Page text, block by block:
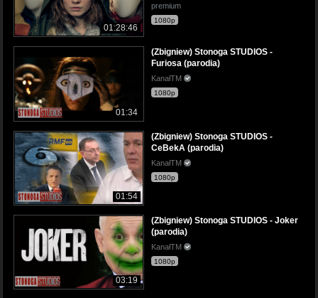
01:28:46
premium
1080p
01:34
(Zbigniew) Stonoga STUDIOS -
Furiosa (parodia)
KanałTM
1080p
01:54
(Zbigniew) Stonoga STUDIOS -
CeBekA (parodia)
KanałTM
1080p
03:19
(Zbigniew) Stonoga STUDIOS - Joker
(parodia)
KanałTM
1080p